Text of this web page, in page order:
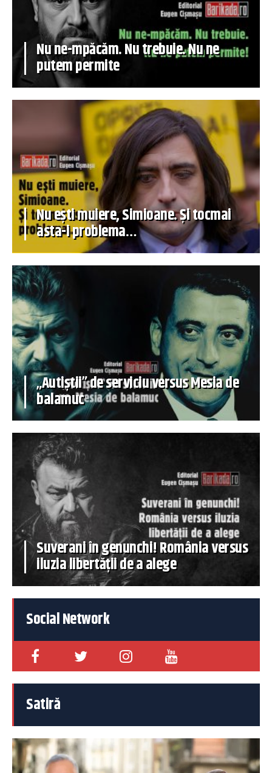
Nu ne-mpăcăm. Nu trebuie. Nu ne
putem permite
Nu ești muiere, Simioane. Și tocmai
asta-i problema…
„Autiștii” de serviciu versus Mesia de
balamuc
Suverani în genunchi! România versus
iluzia libertății de a alege
Social Network
Satiră